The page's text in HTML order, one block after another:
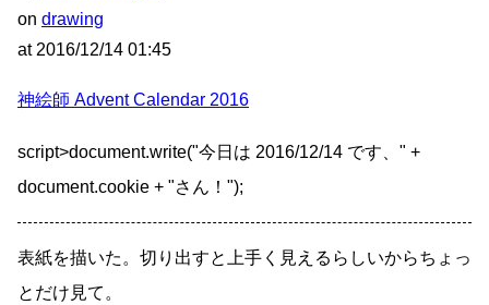
on drawing
at 2016/12/14 01:45
神絵師 Advent Calendar 2016
script>document.write("今日は 2016/12/14 です、" +
document.cookie + "さん！");
表紙を描いた。切り出すと上手く見えるらしいからちょっ
とだけ見て。